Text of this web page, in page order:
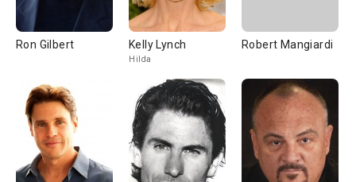
Ron Gilbert Kelly Lynch
Hilda
Robert Mangiardi